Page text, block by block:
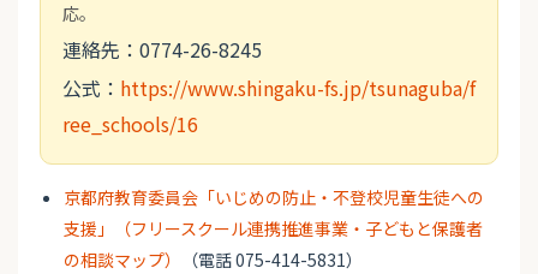
応。
連絡先：0774-26-8245
公式： https://www.shingaku-fs.jp/tsunaguba/f
ree_schools/16
京都府教育委員会「いじめの防止・不登校児童生徒への
支援」（フリースクール連携推進事業・子どもと保護者
の相談マップ）
（電話 075-414-5831）